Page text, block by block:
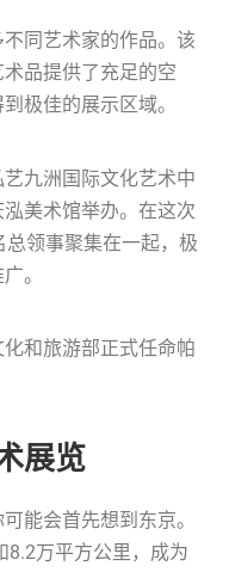
同艺术家的作品。该
品提供了充足的空
极佳的展示区域。
九洲国际文化艺术中
美术馆举办。在这次
领事聚集在一起，极
。
和旅游部正式任命帕
展览
能会首先想到东京。
8.2万平方公里，成为